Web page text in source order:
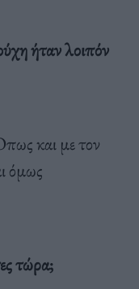
ήταν λοιπόν
και με τον
όμως
τώρα;